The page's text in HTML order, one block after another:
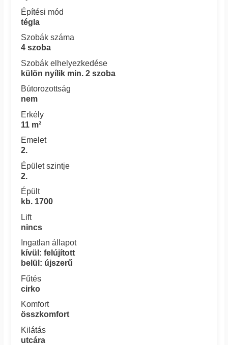
Építési mód
tégla
Szobák száma
4 szoba
Szobák elhelyezkedése
külön nyílik min. 2 szoba
Bútorozottság
nem
Erkély
11 m²
Emelet
2.
Épület szintje
2.
Épült
kb. 1700
Lift
nincs
Ingatlan állapot
kívül: felújított
belül: újszerű
Fűtés
cirko
Komfort
összkomfort
Kilátás
utcára